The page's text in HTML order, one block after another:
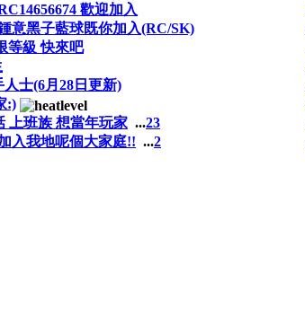
歡迎加入
意黑子藍球既你加入(RC/SK)
等級 快來吧
士(6月28日更新)
:)
上班族 想當年玩家 ...23
入我地呢個大家庭!! ...2